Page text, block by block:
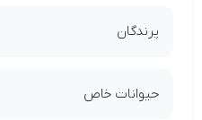
پرندگان
حیوانات خاص